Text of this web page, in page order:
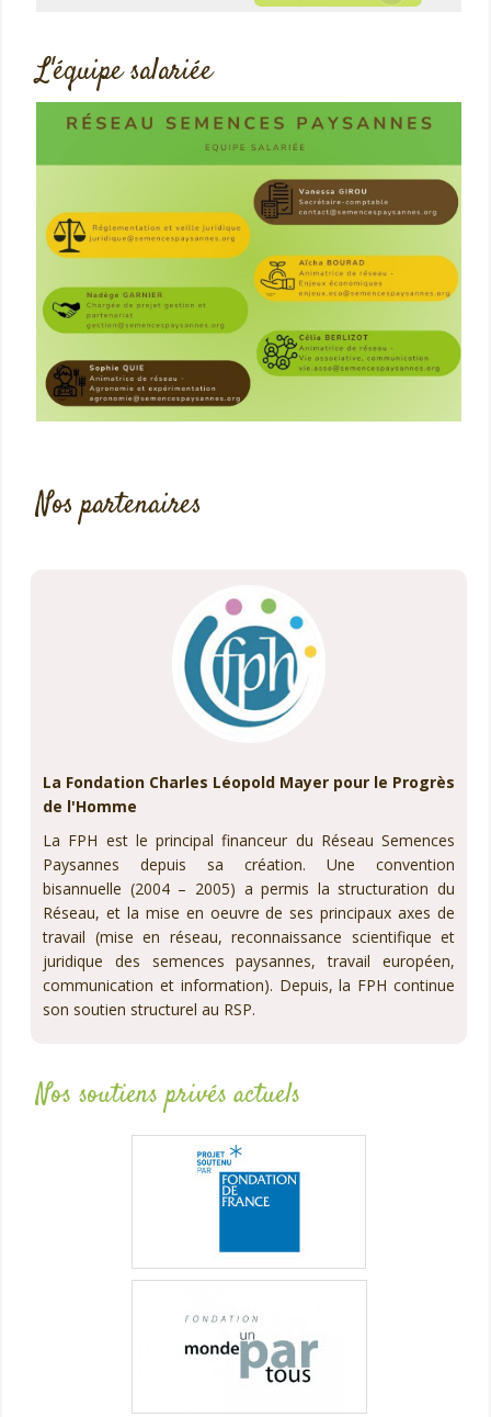
L'équipe salariée
Nos partenaires
La Fondation Charles Léopold Mayer pour le Progrès
de l'Homme
La FPH est le principal financeur du Réseau Semences
Paysannes depuis sa création. Une convention
bisannuelle (2004 – 2005) a permis la structuration du
Réseau, et la mise en oeuvre de ses principaux axes de
travail (mise en réseau, reconnaissance scientifique et
juridique des semences paysannes, travail européen,
communication et information). Depuis, la FPH continue
son soutien structurel au RSP.
Nos soutiens privés actuels